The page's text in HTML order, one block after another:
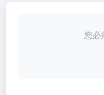
您必